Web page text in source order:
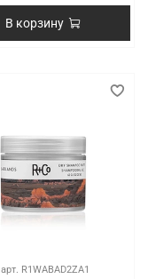
В корзину
арт. R1WABAD2ZA1